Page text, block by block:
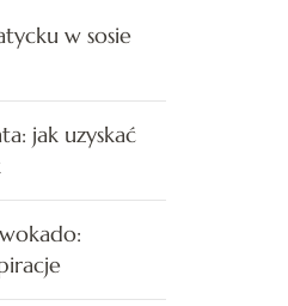
w sosie
jak uzyskać